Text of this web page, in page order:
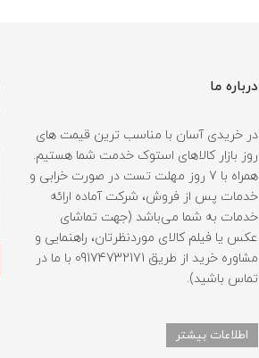
درباره ما
در خریدی آسان با مناسب ترین قیمت های
روز بازار کالاهای استوک خدمت شما هستیم.
همراه با 7 روز مهلت تست در صورت خرابی و
خدمات پس از فروش، شرکت آماده ارائه
خدمات به شما می‌باشد (جهت تماشای
عکس یا فیلم کالای موردنظرتان، راهنمایی و
مشاوره خرید از طریق 09174732171 با ما در
تماس باشید).
اطلاعات بیشتر